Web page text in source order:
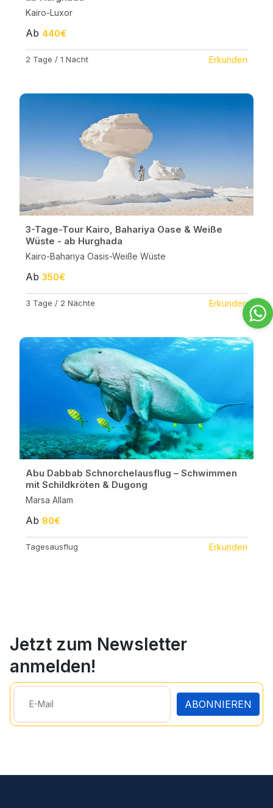
Kairo-Luxor
Ab 440€
2 Tage / 1 Nacht Erkunden
3-Tage-Tour Kairo, Bahariya Oase & Weiße
Wüste - ab Hurghada
Kairo-Bahariya Oasis-Weiße Wüste
Ab 350€
3 Tage / 2 Nächte Erkunden
Abu Dabbab Schnorchelausflug – Schwimmen
mit Schildkröten & Dugong
Marsa Allam
Ab 80€
Tagesausflug Erkunden
Jetzt zum Newsletter
anmelden!
ABONNIEREN